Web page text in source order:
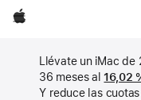
Apple
Llévate un iMac
36 meses al16,02
Y reduce las